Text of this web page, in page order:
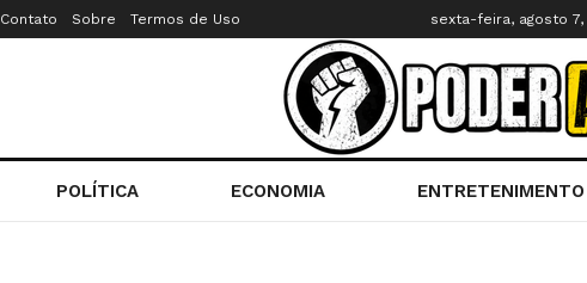
Contato Sobre Termos de Uso sexta-feira, agosto 7,
POLÍTICA ECONOMIA ENTRETENIMENTO